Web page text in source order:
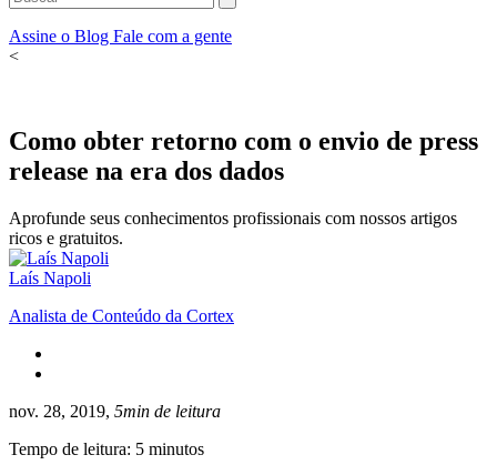
Assine o Blog Fale com a gente
<
Como obter retorno com o envio de press
release na era dos dados
Aprofunde seus conhecimentos profissionais com nossos artigos
ricos e gratuitos.
Laís Napoli
Analista de Conteúdo da Cortex
nov. 28, 2019, 5min de leitura
Tempo de leitura: 5 minutos